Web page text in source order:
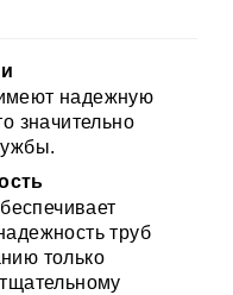
надежную
значительно
труб
только